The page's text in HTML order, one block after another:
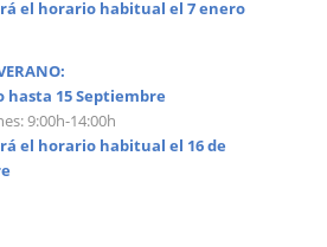
el horario habitual el 7 enero
hasta 15 Septiembre
9:00h-14:00h
el horario habitual el 16 de